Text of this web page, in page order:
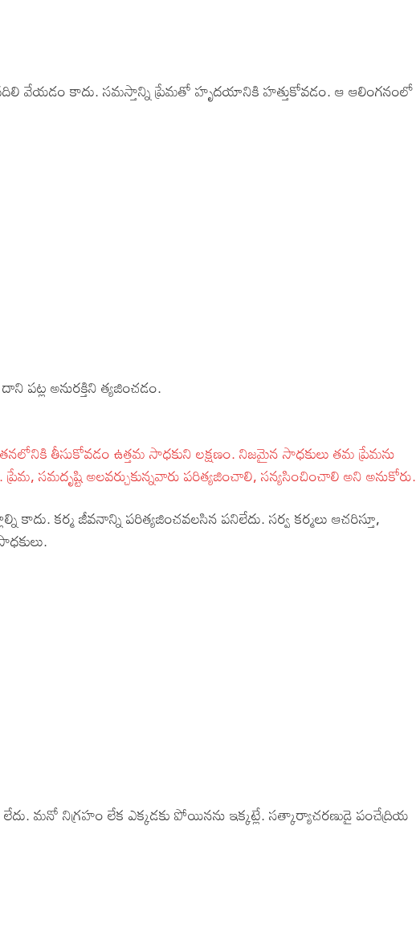
వదిలి వేయడం కాదు. సమస్తాన్ని ప్రేమతో హృదయానికి హత్తుకోవడం. ఆ ఆలింగనంలో
అనురక్తిని త్యజించడం.
తీసుకోవడం ఉత్తమ సాధకుని లక్షణం. నిజమైన సాధకులు తమ ప్రేమను
సమదృష్టి అలవర్చుకున్నవారు పరిత్యజించాలి, సన్యసించించాలి అని అనుకోరు.
కర్మ జీవనాన్ని పరిత్యజించవలసిన పనిలేదు. సర్వ కర్మలు ఆచరిస్తూ,
లేదు. మనో నిగ్రహం లేక ఎక్కడకు పోయినను ఇక్కట్లే. సత్కార్యాచరణుడై పంచేద్రియ